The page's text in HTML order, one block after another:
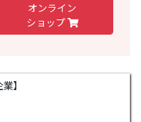
オンライン
ショップ
】